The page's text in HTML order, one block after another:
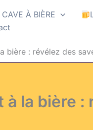
À BIÈRE
bière : révélez des
à la bière